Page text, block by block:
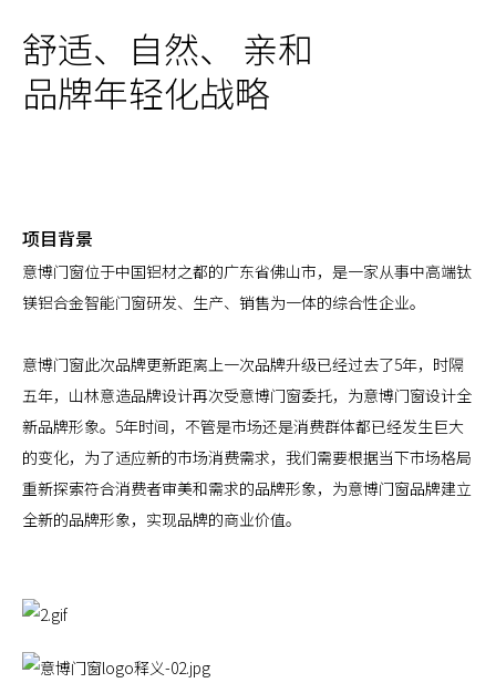
舒适、自然、 亲和
品牌年轻化战略
项目背景
意博门窗位于中国铝材之都的广东省佛山市，是一家从事中高端钛
镁铝合金智能门窗研发、生产、销售为一体的综合性企业。
意博门窗此次品牌更新距离上一次品牌升级已经过去了5年，时隔
五年，山林意造品牌设计再次受意博门窗委托，为意博门窗设计全
新品牌形象。5年时间，不管是市场还是消费群体都已经发生巨大
的变化，为了适应新的市场消费需求，我们需要根据当下市场格局
重新探索符合消费者审美和需求的品牌形象，为意博门窗品牌建立
全新的品牌形象，实现品牌的商业价值。